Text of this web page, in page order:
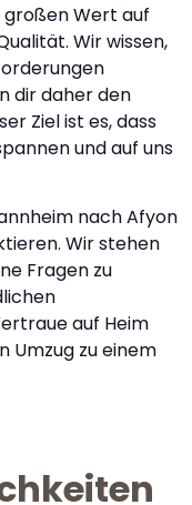
großen Wert auf
Wir wissen,
dir daher den
Ziel ist es, dass
und auf uns
nach Afyon
Wir stehen
Fragen zu
auf Heim
Umzug zu einem